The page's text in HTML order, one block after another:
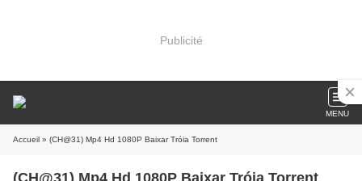
Publicité
MENU
Accueil » (CH@31) Mp4 Hd 1080P Baixar Tróia Torrent
(CH@31) Mp4 Hd 1080P Baixar Tróia Torrent